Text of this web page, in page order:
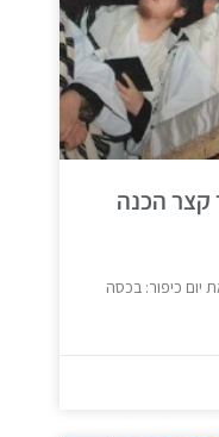
קצר הכנה
יום כיפור: בכסה